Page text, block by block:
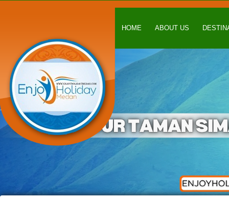
HOME ABOUT US